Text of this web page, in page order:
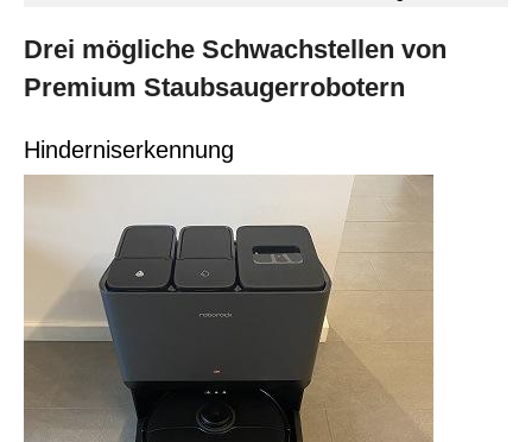
Drei mögliche Schwachstellen von
Premium Staubsaugerrobotern
Hinderniserkennung